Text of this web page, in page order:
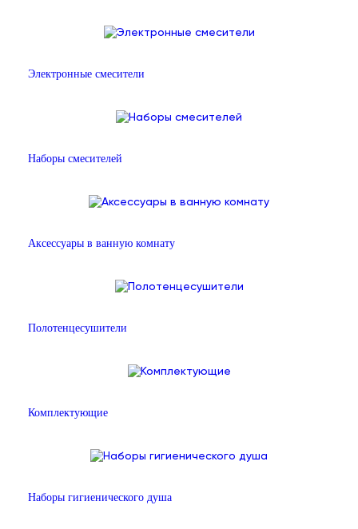
Электронные смесители
Наборы смесителей
Аксессуары в ванную комнату
Полотенцесушители
Комплектующие
Наборы гигиенического душа